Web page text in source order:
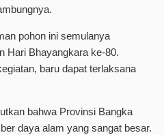
pohon ini semulanya
Hari Bhayangkara ke-80.
baru dapat terlaksana
bahwa Provinsi Bangka
daya alam yang sangat besar.